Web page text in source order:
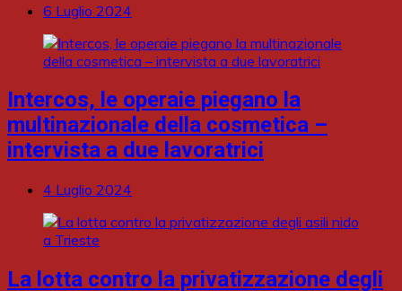
6 Luglio 2024
Intercos, le operaie piegano la
multinazionale della cosmetica –
intervista a due lavoratrici
4 Luglio 2024
La lotta contro la privatizzazione degli